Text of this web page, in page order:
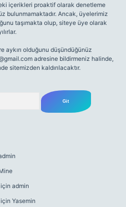
içerikleri proaktif olarak denetleme
bulunmamaktadır. Ancak, üyelerimiz
taşımakta olup, siteye üye olarak
aykırı olduğunu düşündüğünüz
adresine bildirmeniz halinde,
sitemizden kaldırılacaktır.
için admin
için Yasemin